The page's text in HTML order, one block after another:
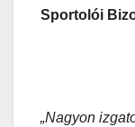
Sportolói
„Nagyon